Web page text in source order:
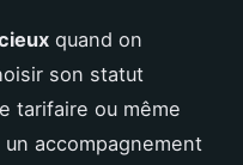
quand on
son statut
tarifaire ou même
accompagnement